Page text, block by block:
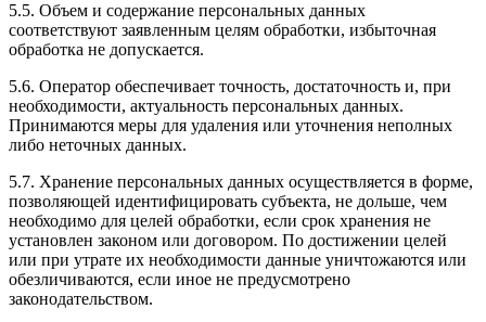
5.5. Объем и содержание персональных данных
соответствуют заявленным целям обработки, избыточная
обработка не допускается.
5.6. Оператор обеспечивает точность, достаточность и, при
необходимости, актуальность персональных данных.
Принимаются меры для удаления или уточнения неполных
либо неточных данных.
5.7. Хранение персональных данных осуществляется в форме,
позволяющей идентифицировать субъекта, не дольше, чем
необходимо для целей обработки, если срок хранения не
установлен законом или договором. По достижении целей
или при утрате их необходимости данные уничтожаются или
обезличиваются, если иное не предусмотрено
законодательством.